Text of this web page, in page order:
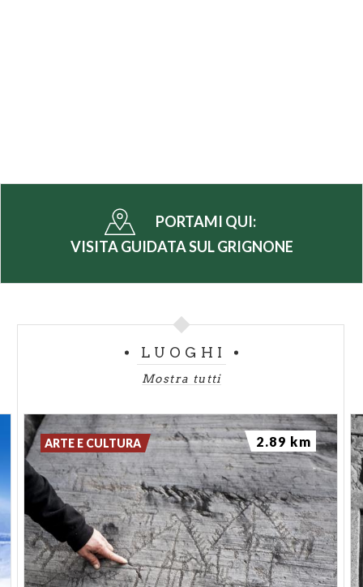
PORTAMI QUI:
VISITA GUIDATA SUL GRIGNONE
LUOGHI
Mostra tutti
ARTE E CULTURA 2.89 km